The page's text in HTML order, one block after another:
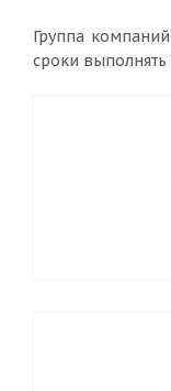
Группа
сроки